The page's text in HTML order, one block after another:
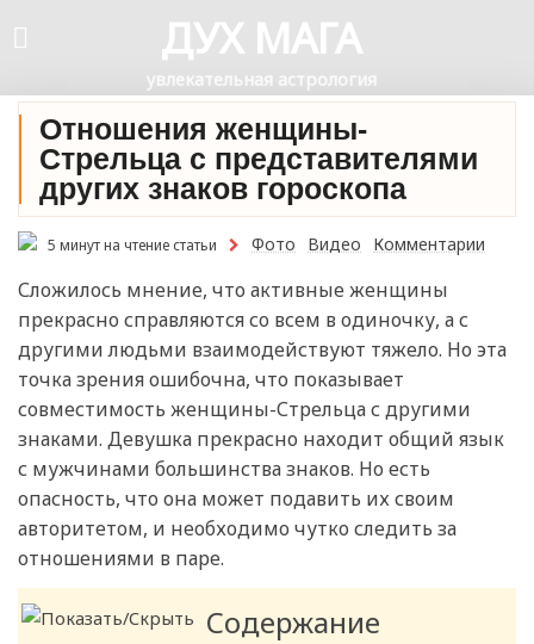
ДУХ МАГА
увлекательная астрология
Отношения женщины-
Стрельца с представителями
других знаков гороскопа
5 минут на чтение статьи Фото Видео Комментарии
Сложилось мнение, что активные женщины
прекрасно справляются со всем в одиночку, а с
другими людьми взаимодействуют тяжело. Но эта
точка зрения ошибочна, что показывает
совместимость женщины-Стрельца с другими
знаками. Девушка прекрасно находит общий язык
с мужчинами большинства знаков. Но есть
опасность, что она может подавить их своим
авторитетом, и необходимо чутко следить за
отношениями в паре.
Содержание